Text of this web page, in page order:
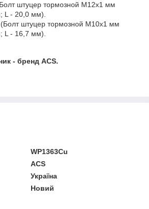
штуцер тормозной М12х1 мм
L - 20,0 мм).
штуцер тормозной М10х1 мм
L - 16,7 мм).
- бренд ACS.
WP1363Cu
ACS
Україна
Новий